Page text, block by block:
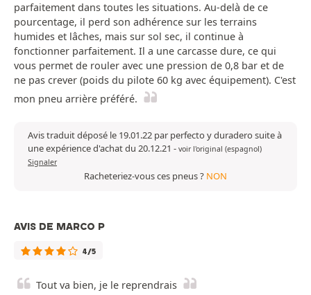
parfaitement dans toutes les situations. Au-delà de ce
pourcentage, il perd son adhérence sur les terrains
humides et lâches, mais sur sol sec, il continue à
fonctionner parfaitement. Il a une carcasse dure, ce qui
vous permet de rouler avec une pression de 0,8 bar et de
ne pas crever (poids du pilote 60 kg avec équipement). C'est
mon pneu arrière préféré.
Avis traduit déposé le 19.01.22 par perfecto y duradero suite à
une expérience d'achat du 20.12.21 - voir l'original (espagnol)
Signaler
Racheteriez-vous ces pneus ? NON
AVIS DE MARCO P
4/5
Tout va bien, je le reprendrais